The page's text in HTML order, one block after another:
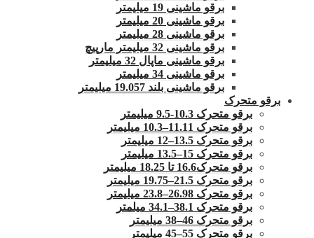
برقو ماشینی 19 میلیمتر
برقو ماشینی 20 میلیمتر
برقو ماشینی 28 میلیمتر
برقو ماشینی 32 میلیمتر مارپیچ
برقو ماشینی ماپال 32 میلیمتر
برقو ماشینی 34 میلیمتر
برقو ماشینی بلند 19.057 میلیمتر
برقو متحرک
برقو متحرک 10.3-9.5 میلیمتر
برقو متحرک 11.11–10.3 میلیمتر
برقو متحرک 13.5–12 میلیمتر
برقو متحرک 15–13.5 میلیمتر
برقو متحرک16.6 تا 18.25 میلیمتر
برقو متحرک 21.5–19.75 میلیمتر
برقو متحرک 26.98–23.8 میلیمتر
برقو متحرک 38.1–34.1 میلمتر
برقو متحرک 46–38 میلیمتر
برقو متحرک 55–45 میلیمتر